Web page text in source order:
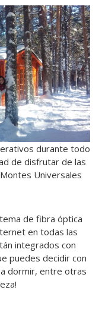
durante todo
de disfrutar de las
Universales
de fibra óptica
en todas las
integrados con
puedes decidir con
dormir, entre otras